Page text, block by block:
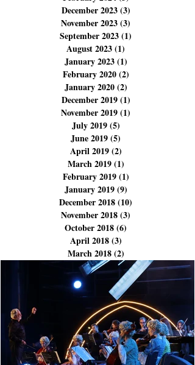
April 2024(4)4 posts
March 2024(9)9 posts
February 2024(3)3 posts
December 2023(3)
November 2023 (3)
September 2023 (1)
August 2023 (1)1 post
January 2023(1)1 post
February 2020 (2)2 posts
January 2020(2)
December 2019(1)
November 2019(1)
July 2019 (5)5 posts
June 2019(5)5 posts
April 2019(2)2 posts
March 2019(1)1 post
February 2019 (1)1 post
January 2019 (9)
December 2018(10)
November 2018(3)3 posts
October 2018 (6)6 posts
April 2018
(3)3 posts
March 2018(2)2 posts